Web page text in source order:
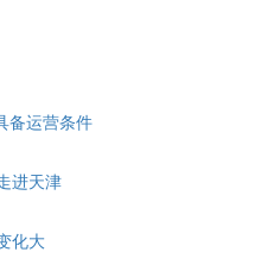
备运营条件
进天津
化大